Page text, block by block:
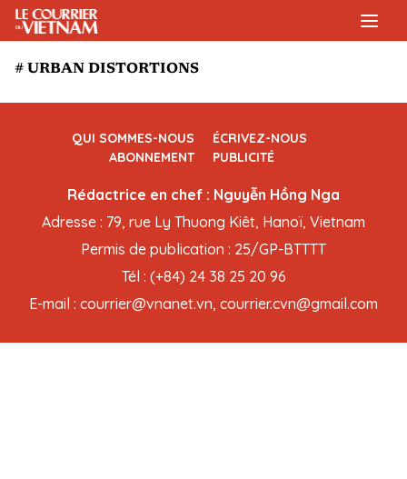
# URBAN DISTORTIONS
QUI SOMMES-NOUS
ÉCRIVEZ-NOUS
ABONNEMENT
PUBLICITÉ
Rédactrice en chef : Nguyễn Hồng Nga
Adresse : 79, rue Ly Thuong Kiêt, Hanoï, Vietnam
Permis de publication : 25/GP-BTTTT
Tél : (+84) 24 38 25 20 96
E-mail : courrier@vnanet.vn, courrier.cvn@gmail.com